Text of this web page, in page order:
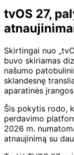
tvOS 27,
Skirtingai nuo
buvo skiriamas
našumo
sklandesnę
aparatinės
Šis pokytis rodo,
perdavimo
2026 m.
atnaujinimą su